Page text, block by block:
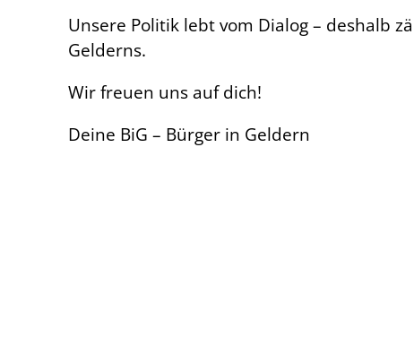
Unsere Politik lebt vom Dialog – deshalb
Gelderns.
Wir freuen uns auf dich!
Deine BiG – Bürger in Geldern